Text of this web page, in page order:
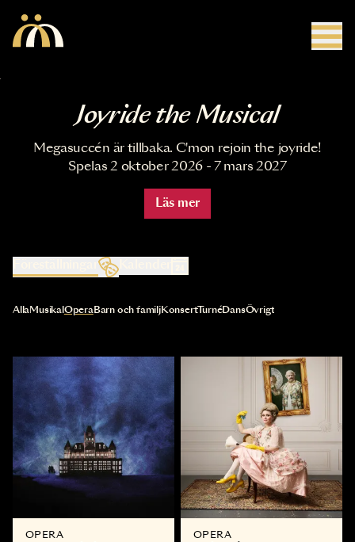
Joyride the Musical
Megasuccén är tillbaka. C'mon rejoin the joyride!
Spelas 2 oktober 2026 - 7 mars 2027
Läs mer
Kalender
Val av kategori uppdaterar innehållet automatiskt
AllaMusikal OperaBarn och familjKonsertTurnéDansÖvrigt
OPERA OPERA